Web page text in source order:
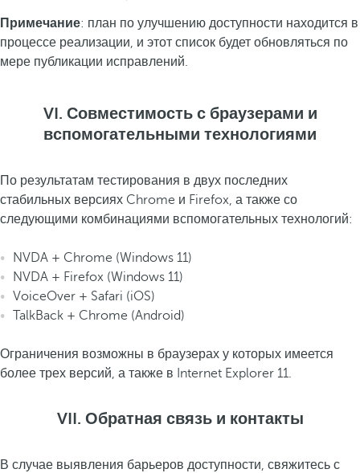
Глобальное
меню
(Заголовок)
Белый текст в разделе «Новинки»
Глобальное
меню
При увеличении масштаба до
Вход/
Сообщения об ошибках, не
Примечание: план по улучшению доступности находится в
процессе реализации, и этот список будет обновляться по
мере публикации исправлений.
VI. Совместимость с браузерами и
вспомогательными технологиями
По результатам тестирования в двух последних
стабильных версиях Chrome и Firefox, а также со
следующими комбинациями вспомогательных технологий:
NVDA + Chrome (Windows 11)
NVDA + Firefox (Windows 11)
VoiceOver + Safari (iOS)
TalkBack + Chrome (Android)
Ограничения возможны в браузерах у которых имеется
более трех версий, а также в Internet Explorer 11.
VII. Обратная связь и контакты
В случае выявления барьеров доступности, свяжитесь с